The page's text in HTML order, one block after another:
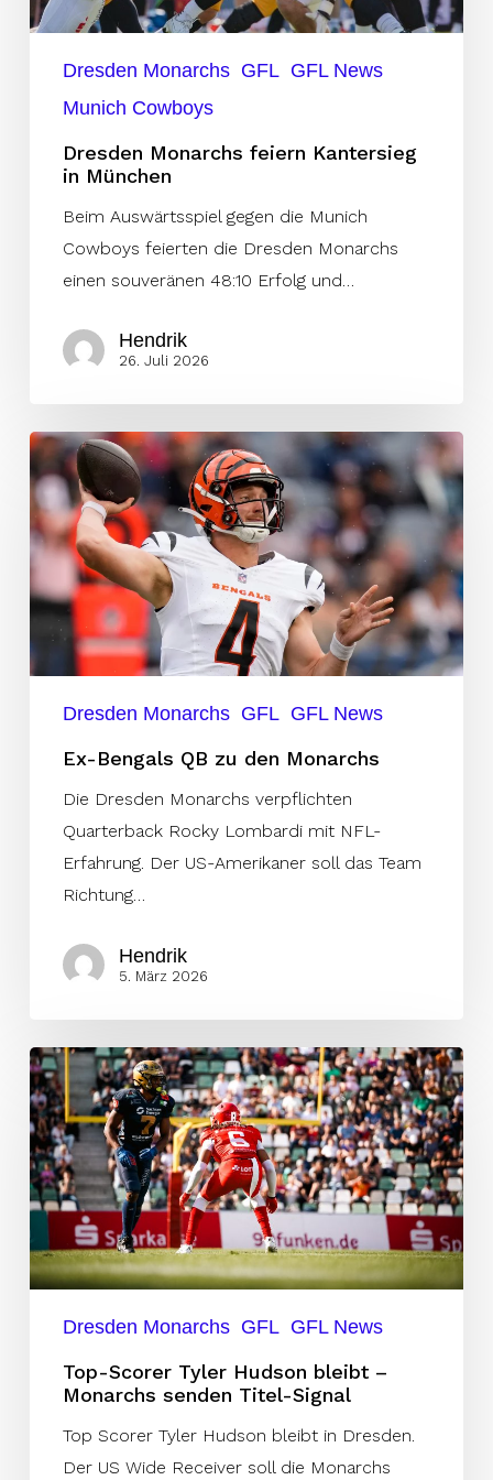
Dresden Monarchs GFL GFL News
Munich Cowboys
Dresden Monarchs feiern Kantersieg
in München
Beim Auswärtsspiel gegen die Munich
Cowboys feierten die Dresden Monarchs
einen souveränen 48:10 Erfolg und…
Hendrik
26. Juli 2026
Ex-
Bengals
QB
zu
Monarchs
Dresden Monarchs GFL GFL News
Ex-Bengals QB zu den Monarchs
Die Dresden Monarchs verpflichten
Quarterback Rocky Lombardi mit NFL-
Erfahrung. Der US-Amerikaner soll das Team
Richtung…
Hendrik
5. März 2026
Top-
Scorer
Tyler
Hudson
bleibt
Monarchs
senden
Titel-Dresden Monarchs GFL GFL News
Top-Scorer Tyler Hudson bleibt –
Monarchs senden Titel-Signal
Top Scorer Tyler Hudson bleibt in Dresden.
Der US Wide Receiver soll die Monarchs